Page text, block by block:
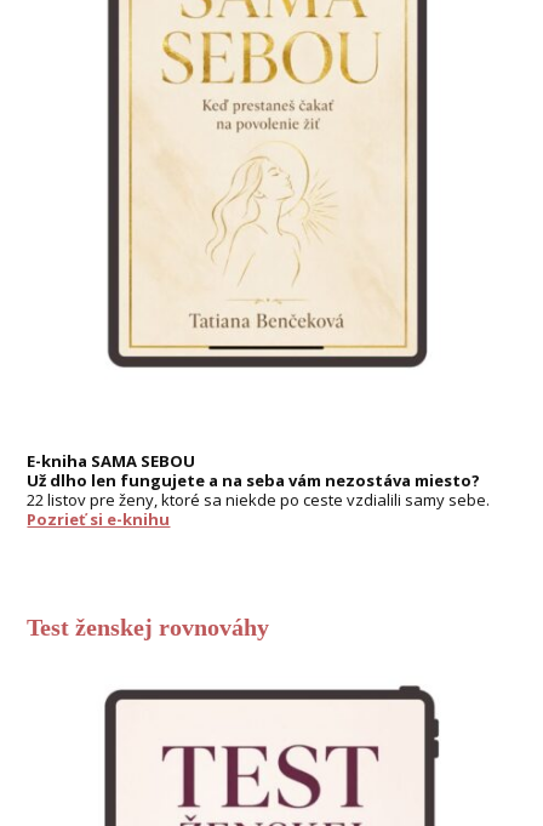
E-kniha SAMA SEBOU
Už dlho len fungujete a na seba vám nezostáva miesto?
22 listov pre ženy, ktoré sa niekde po ceste vzdialili samy sebe.
Pozrieť si e-knihu
Test ženskej rovnováhy